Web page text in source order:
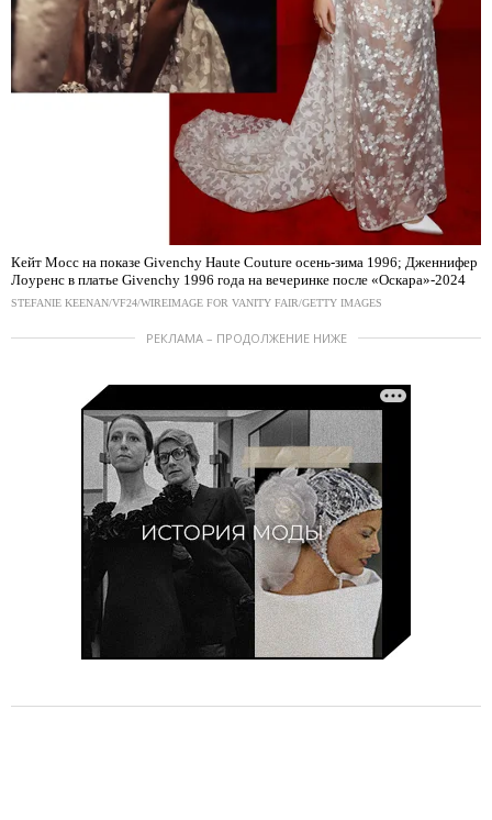
Кейт Мосс на показе Givenchy Haute Couture осень-зима 1996; Дженнифер
Лоуренс в платье Givenchy 1996 года на вечеринке после «Оскара»-2024
STEFANIE KEENAN/VF24/WIREIMAGE FOR VANITY FAIR/GETTY IMAGES
РЕКЛАМА – ПРОДОЛЖЕНИЕ НИЖЕ